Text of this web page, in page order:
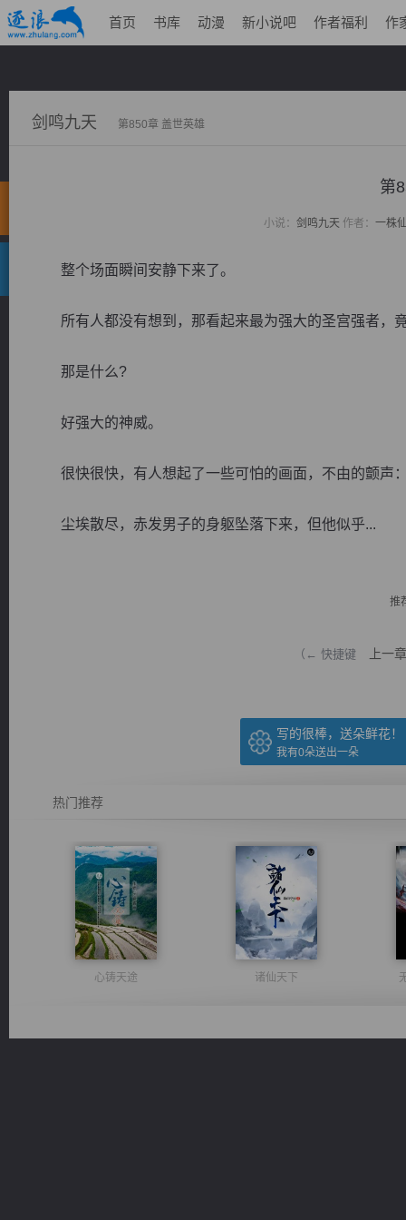
首页 书库 动漫 新小说吧 作者福利 作
剑鸣九天 第850章 盖世英雄
第
小说： 剑鸣九天 作者： 一株
整个场面瞬间安静下来了。
所有人都没有想到，那看起来最为强大的圣宫强者，
那是什么?
好强大的神威。
很快很快，有人想起了一些可怕的画面，不由的颤声：
尘埃散尽，赤发男子的身躯坠落下来，但他似乎...
推
（← 快捷键 上一章
写的很棒，送朵鲜花！
我有0朵送出一朵
热门推荐
心铸天途 诸仙天下